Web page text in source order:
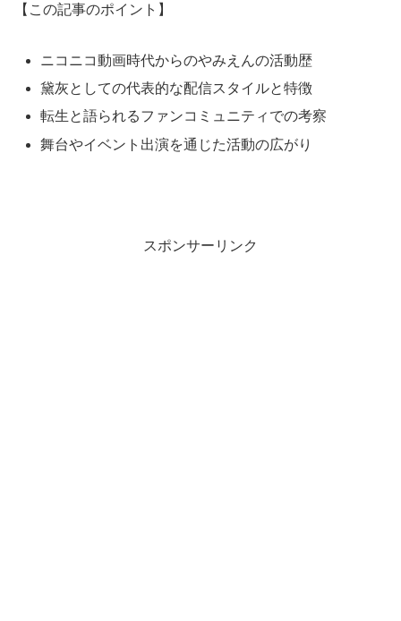
【この記事のポイント】
ニコニコ動画時代からのやみえんの活動歴
黛灰としての代表的な配信スタイルと特徴
転生と語られるファンコミュニティでの考察
舞台やイベント出演を通じた活動の広がり
スポンサーリンク